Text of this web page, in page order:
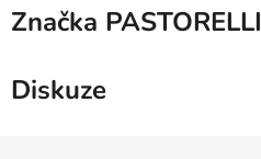
Značka PASTORELLI
Diskuze